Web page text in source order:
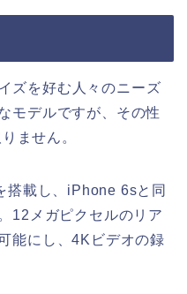
ズを好む人々のニーズ
モデルですが、その性
ません。
搭載し、iPhone 6sと同
12メガピクセルのリア
能にし、4Kビデオの録